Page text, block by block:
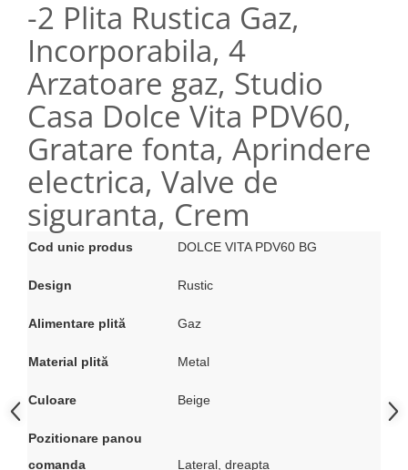
-2 Plita Rustica Gaz,
Incorporabila, 4
Arzatoare gaz, Studio
Casa Dolce Vita PDV60,
Gratare fonta, Aprindere
electrica, Valve de
siguranta, Crem
Cod unic produs DOLCE VITA PDV60 BG
Design Rustic
Alimentare plită Gaz
Material plită Metal
Culoare Beige
Pozitionare panou
comanda
Lateral, dreapta